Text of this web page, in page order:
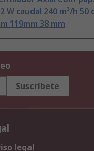
W caudal 240 m³/h 50
119mm 38 mm
Suscríbete
legal